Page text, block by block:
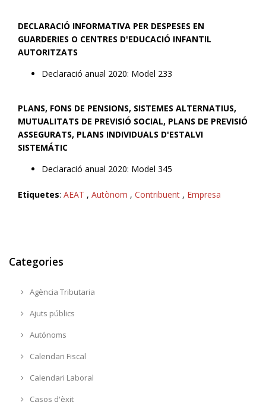
DECLARACIÓ INFORMATIVA PER DESPESES EN
GUARDERIES O CENTRES D'EDUCACIÓ INFANTIL
AUTORITZATS
Declaració anual 2020: Model 233
PLANS, FONS DE PENSIONS, SISTEMES ALTERNATIUS,
MUTUALITATS DE PREVISIÓ SOCIAL, PLANS DE PREVISIÓ
ASSEGURATS, PLANS INDIVIDUALS D'ESTALVI
SISTEMÁTIC
Declaració anual 2020: Model 345
Etiquetes: AEAT , Autònom , Contribuent , Empresa
Categories
Agència Tributaria
Ajuts públics
Autónoms
Calendari Fiscal
Calendari Laboral
Casos d'èxit